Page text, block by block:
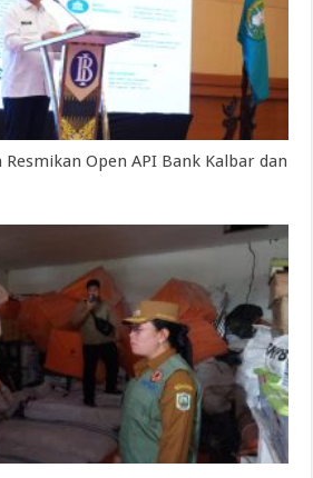
Open API Bank Kalbar dan